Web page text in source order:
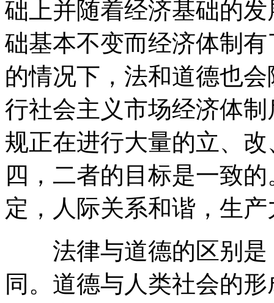
础上并随着经济基础的
础基本不变而经济体制
的情况下，法和道德也
行社会主义市场经济体
规正在进行大量的立、
四，二者的目标是一致
定，人际关系和谐，生
法律与道德的区别是
同。道德与人类社会的